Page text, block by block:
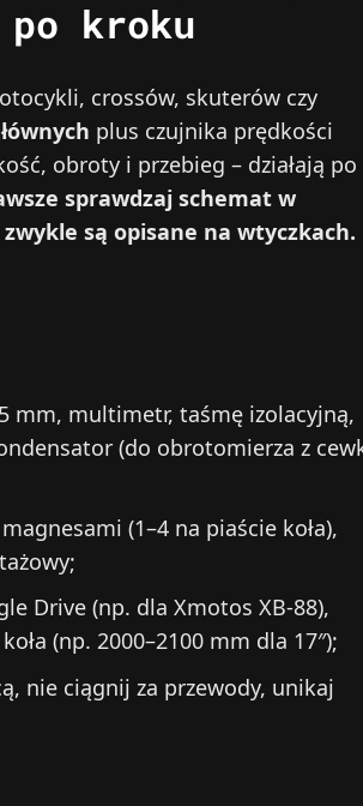
kroku
crossów, skuterów czy
plus czujnika prędkości
obroty i przebieg – działają po
sprawdzaj schemat w
są opisane na wtyczkach.
mm, multimetr, taśmę izolacyjną,
(do obrotomierza z
(1–4 na piaście koła),
Drive (np. dla Xmotos XB-88),
(np. 2000–2100 mm dla 17″);
nie ciągnij za przewody, unikaj